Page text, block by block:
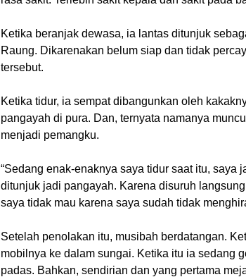
Ketika beranjak dewasa, ia lantas ditunjuk
Raung. Dikarenakan belum siap dan tidak
tersebut.
Ketika tidur, ia sempat dibangunkan oleh
pangayah di pura. Dan, ternyata namanya
menjadi pemangku.
“Sedang enak-enaknya saya tidur saat itu, saya
ditunjuk jadi pangayah. Karena disuruh
saya tidak mau karena saya sudah tidak
Setelah penolakan itu, musibah berdatangan.
mobilnya ke dalam sungai. Ketika itu ia sedang
padas. Bahkan, sendirian dan yang pertama